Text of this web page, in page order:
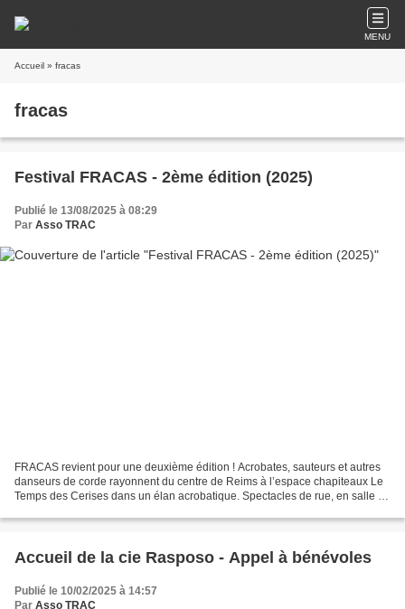
MENU
Accueil » fracas
fracas
Festival FRACAS - 2ème édition (2025)
Publié le 13/08/2025 à 08:29
Par Asso TRAC
FRACAS revient pour une deuxième édition ! Acrobates, sauteurs et autres
danseurs de corde rayonnent du centre de Reims à l’espace chapiteaux Le
Temps des Cerises dans un élan acrobatique. Spectacles de rue, en salle et
Accueil de la cie Rasposo - Appel à bénévoles
Publié le 10/02/2025 à 14:57
Par Asso TRAC